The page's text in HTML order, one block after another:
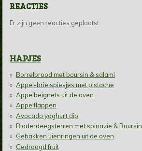
REACTIES
Er zijn geen reacties geplaatst.
HAPJES
Borrelbrood met boursin & salami
Appel-brie spiesjes met pistache
Appelbeignets uit de oven
Appelflappen
Avocado yoghurt dip
Bladerdeegsterren met spinazie & Boursin
Gebakken uienringen uit de oven
Gedroogd fruit